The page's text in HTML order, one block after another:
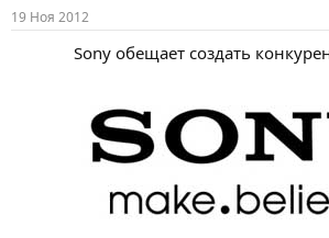
м
а
л
19 Ноя 2012
Sony обещает создать